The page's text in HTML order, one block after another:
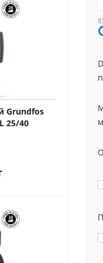
Grundfos
25/40